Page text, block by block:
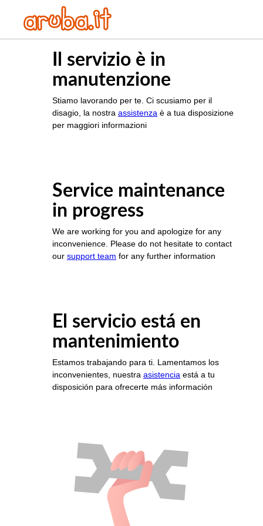
Il servizio è in
manutenzione
Stiamo lavorando per te. Ci scusiamo per il
disagio, la nostra assistenza è a tua disposizione
per maggiori informazioni
Service maintenance
in progress
We are working for you and apologize for any
inconvenience. Please do not hesitate to contact
our support team for any further information
El servicio está en
mantenimiento
Estamos trabajando para ti. Lamentamos los
inconvenientes, nuestra asistencia está a tu
disposición para ofrecerte más información